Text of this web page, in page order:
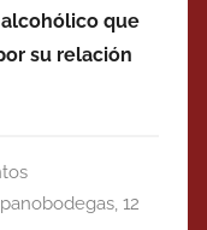
que
su relación
, 12